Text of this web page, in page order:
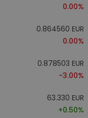
0.00%
0.864560 EUR
0.00%
0.878503 EUR
-3.00%
63.330 EUR
+0.50%